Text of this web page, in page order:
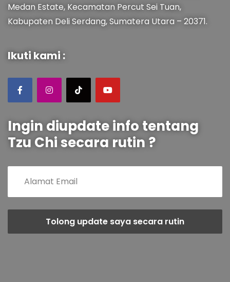
Medan Estate, Kecamatan Percut Sei Tuan,
Kabupaten Deli Serdang, Sumatera Utara – 20371.
Ikuti kami :
Ingin diupdate info tentang
Tzu Chi secara rutin ?